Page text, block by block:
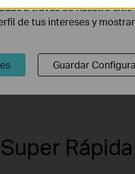
Rápida
a través de nuestro
de tus intereses y
Guardar